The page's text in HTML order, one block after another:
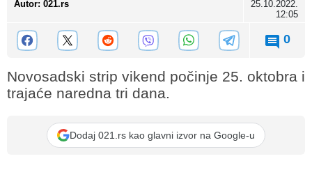
Autor: 021.rs
25.10.2022.
12:05
0
Novosadski strip vikend počinje 25. oktobra i
trajaće naredna tri dana.
Dodaj 021.rs kao glavni izvor na Google-u